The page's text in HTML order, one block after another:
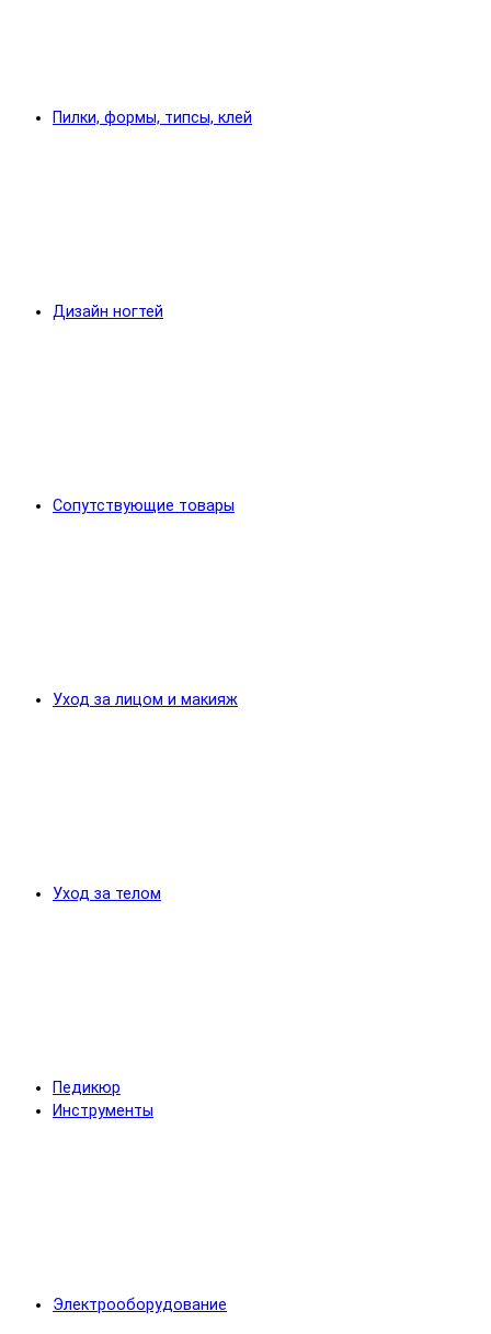
Пилки, формы, типсы, клей
Дизайн ногтей
Сопутствующие товары
Уход за лицом и макияж
Уход за телом
Педикюр
Инструменты
Электрооборудование